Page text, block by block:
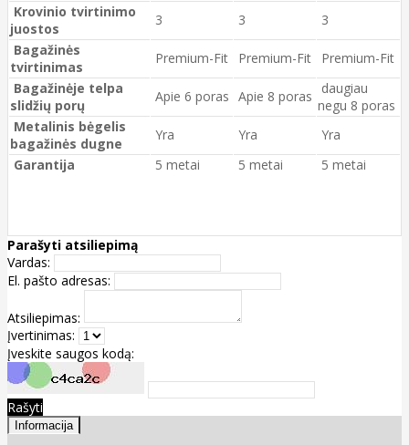
Krovinio tvirtinimo
juostos
3 3
3
Bagažinės
tvirtinimas
Premium-Fit Premium-Fit
Premium-Fit
Bagažinėje telpa
slidžių porų
Apie 6 poras Apie 8 poras
daugiau
negu 8 poras
Metalinis bėgelis
bagažinės dugne
Yra Yra
Yra
Garantija
5 metai 5 metai 5 metai
Parašyti atsiliepimą
Vardas:
El. pašto adresas:
Atsiliepimas:
Įvertinimas:
Įveskite saugos kodą:
Rašyti
Informacija